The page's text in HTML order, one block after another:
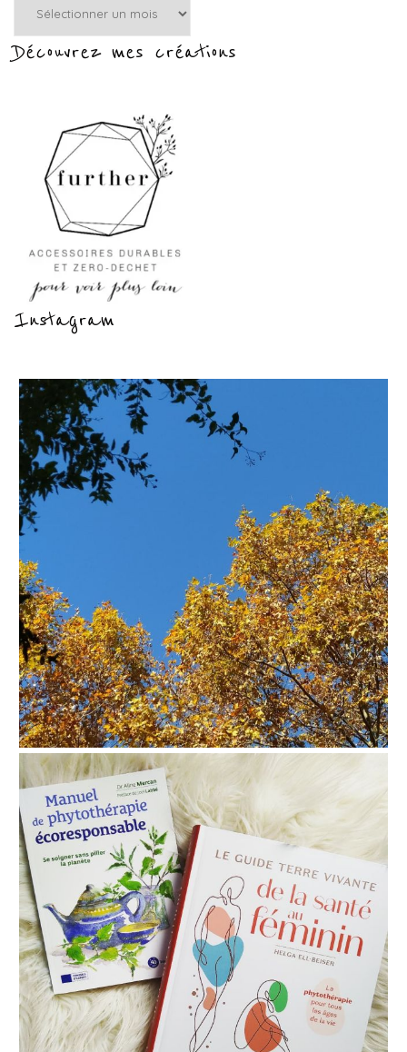
:Découvrez mes créations
Instagram